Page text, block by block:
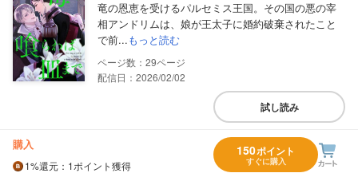
竜の恩恵を受けるパルセミス王国。その国の悪の宰
相アンドリムは、娘が王太子に婚約破棄されたこと
で前...もっと読む
29
配信日：2026/02/02
試し読み
購入
1%還元 ：1ポイント獲得
150ポイント
すぐに購入